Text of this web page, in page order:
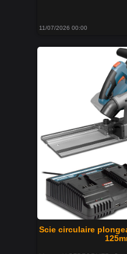
11/07/2026 00:00
Scie circulaire